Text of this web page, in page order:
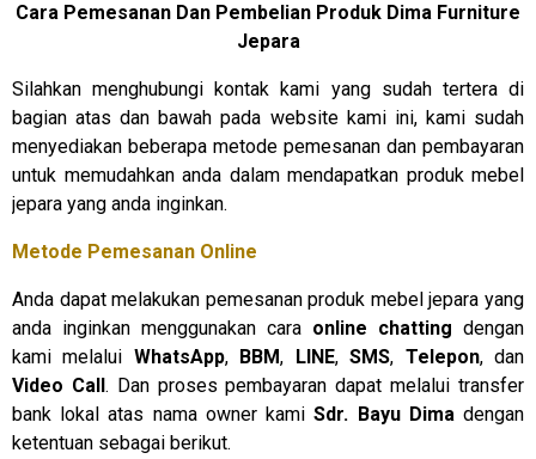
Cara Pemesanan Dan Pembelian Produk Dima Furniture
Jepara
Silahkan menghubungi kontak kami yang sudah tertera di
bagian atas dan bawah pada website kami ini, kami sudah
menyediakan beberapa metode pemesanan dan pembayaran
untuk memudahkan anda dalam mendapatkan produk mebel
jepara yang anda inginkan.
Metode Pemesanan Online
Anda dapat melakukan pemesanan produk mebel jepara yang
anda inginkan menggunakan cara online chatting dengan
kami melalui WhatsApp, BBM, LINE,SMS, Telepon, dan
Video Call. Dan proses pembayaran dapat melalui transfer
bank lokal atas nama owner kamiSdr. Bayu Dima dengan
ketentuan sebagai berikut.